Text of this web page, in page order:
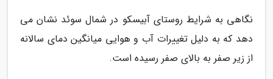
نگاهی به شرایط روستای آبیسکو در شمال سوئد نشان می
دهد که به دلیل تغییرات آب و هوایی میانگین دمای سالانه
از زیر صفر به بالای صفر رسیده است.